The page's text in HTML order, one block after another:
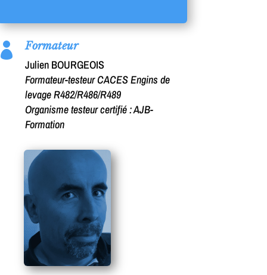
Formateur
Julien BOURGEOIS
Formateur-testeur CACES Engins de
levage R482/R486/R489
Organisme testeur certifié : AJB-
Formation